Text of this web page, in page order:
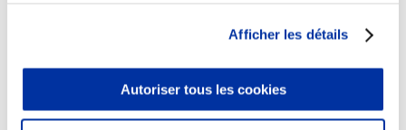
Afficher les détails
Autoriser tous les cookies
Consommation
Sécurité sanitaire
Juste rémunération et attractivité des métiers